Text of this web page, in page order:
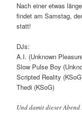
Nach einer etwas
findet am Samstag,
statt!
DJs:
A.I. (Unknown
Slow Pulse Boy
Scripted Reality
Thedi (KSoG)
Und damit dieser